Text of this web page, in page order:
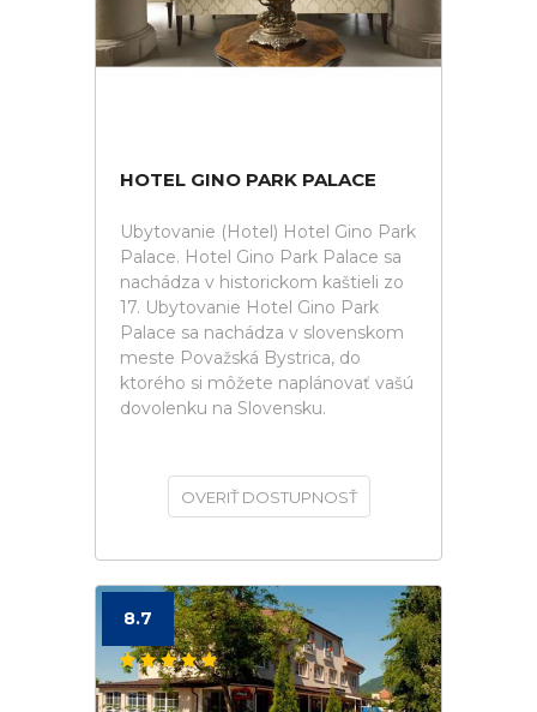
HOTEL GINO PARK PALACE
Ubytovanie (Hotel) Hotel Gino Park
Palace. Hotel Gino Park Palace sa
nachádza v historickom kaštieli zo
17. Ubytovanie Hotel Gino Park
Palace sa nachádza v slovenskom
meste Považská Bystrica, do
ktorého si môžete naplánovať vašú
dovolenku na Slovensku.
OVERIŤ DOSTUPNOSŤ
8.7